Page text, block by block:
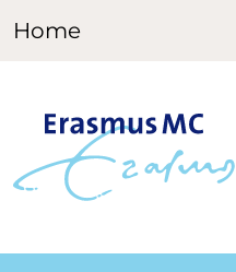
Home